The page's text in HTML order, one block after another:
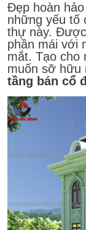
Đẹp hoàn
những yếu tố
thự này.
phần mái với
mắt. Tạo cho
muốn sỡ hữu
tầng bán cổ